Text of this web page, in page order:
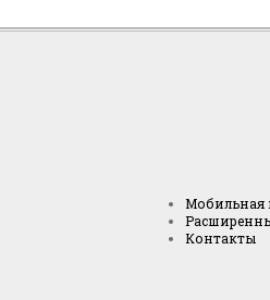
Мобильная
Контакты